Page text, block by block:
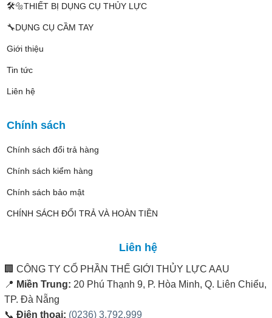
🛠️🔩THIẾT BỊ DỤNG CỤ THỦY LỰC
🔧DỤNG CỤ CẦM TAY
Giới thiệu
Tin tức
Liên hệ
Chính sách
Chính sách đổi trả hàng
Chính sách kiểm hàng
Chính sách bảo mật
CHÍNH SÁCH ĐỔI TRẢ VÀ HOÀN TIỀN
Liên hệ
🏢 CÔNG TY CỔ PHẦN THẾ GIỚI THỦY LỰC AAU
📍 Miền Trung: 20 Phú Thạnh 9, P. Hòa Minh, Q. Liên Chiểu,
TP. Đà Nẵng
📞 Điện thoại: (0236) 3.792.999